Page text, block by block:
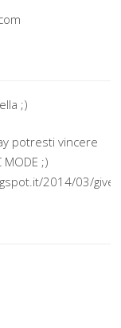
;)
potresti vincere
;)
2014/03/